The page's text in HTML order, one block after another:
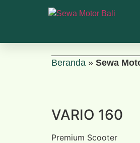
Beranda » Sewa
VARIO 160
Premium Scooter